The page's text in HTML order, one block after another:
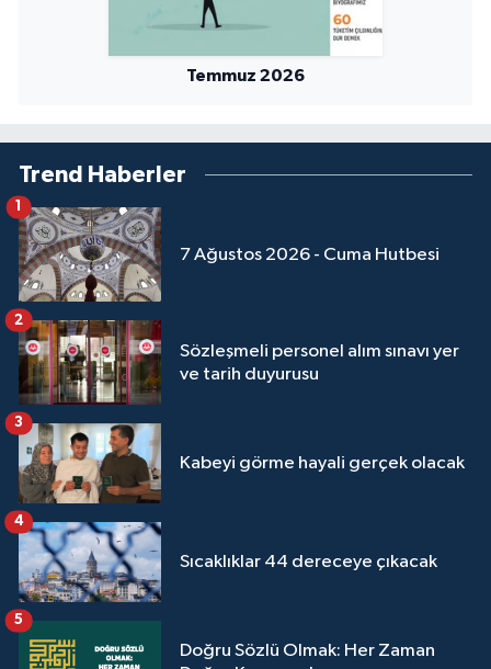
Temmuz 2026
Trend Haberler
7 Ağustos 2026 - Cuma Hutbesi
1
Sözleşmeli personel alım sınavı yer
ve tarih duyurusu
2
Kabeyi görme hayali gerçek olacak
3
Sıcaklıklar 44 dereceye çıkacak
4
Doğru Sözlü Olmak: Her Zaman
5